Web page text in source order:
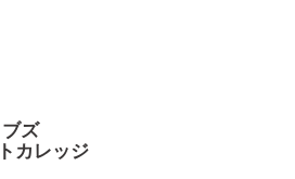
ズ
カレッジ